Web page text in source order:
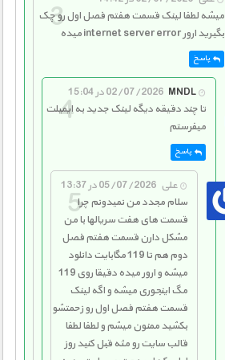
میشه لطفا لینک قسمت هفتم فصل اول رو چک
بگیرید ارور internet server error میده
پاسخ
MNDL 02/07/2026 در 15:04
تا چند دقیقه دیگه لینک جدید به ایمیلت
میفرستم
پاسخ
علی 05/07/2026 در 13:37
سلام مجدد من نمیدونم چرا
قسمت های هفت سریالها با من
مشکل دارن قسمت هفتم فصل
دوم هم تا 119 مگابایت دانلود
میشه و ارور میده دقیقا روی 119
مگ اینجوری میشه و اگه لینک
قسمت هفتم فصل اول رو زحمتشو
بکشید ممنون میشم و لطفا لطفا
قالب سایت رو مثه قبل کنید روز